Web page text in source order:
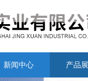
新闻中心 产品